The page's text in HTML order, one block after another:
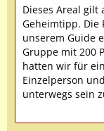
Dieses Areal gilt
Geheimtipp. Die
unserem Guide
Gruppe mit 200
hatten wir für
Einzelperson
unterwegs sein